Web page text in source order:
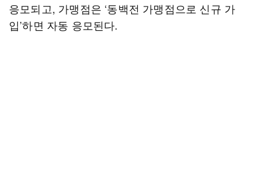
응모되고, 가맹점은 ‘동백전 가맹점으로 신규 가
입’하면 자동 응모된다.